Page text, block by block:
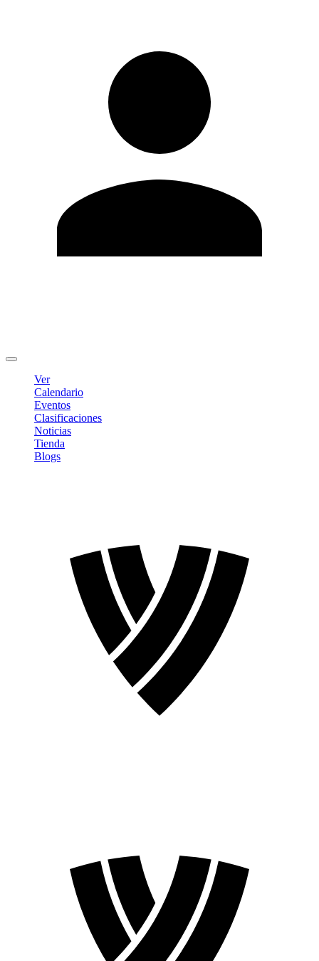
Ver
Calendario
Eventos
Clasificaciones
Noticias
Tienda
Blogs